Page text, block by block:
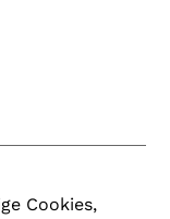
Cookies,